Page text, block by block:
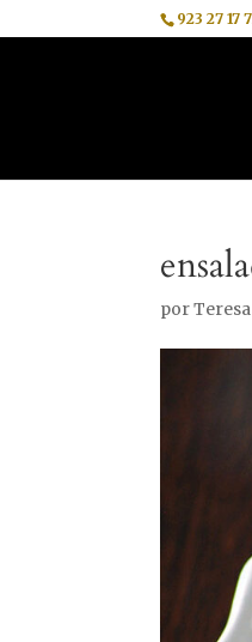
923 27 17
porTeresa